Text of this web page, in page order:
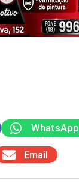
WhatsApp
Email